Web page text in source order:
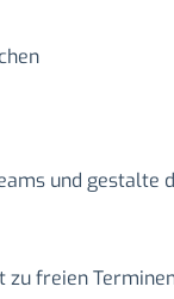
und gestalte
zu freien